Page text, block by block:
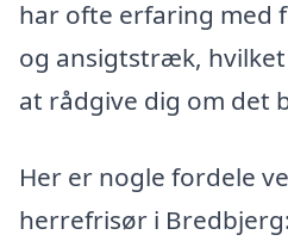
har ofte erfaring med
og ansigtstræk,
at rådgive dig om det
Her er nogle fordele
herrefrisør i Bredbjerg: